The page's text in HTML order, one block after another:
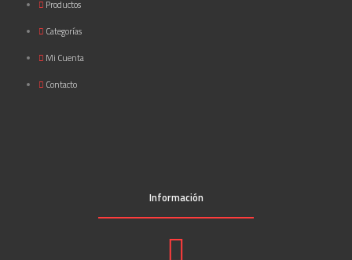
Productos
Categorías
Mi Cuenta
Contacto
Información